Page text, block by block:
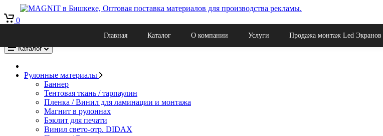
Главная Каталог О компании Услуги Продажа монтаж Led Экранов
0
Кыргызстан, г. Бишкек, Ул. Льва Толстого 22к
Каталог
Рулонные материалы
Баннер
Тентовая ткань / тарпаулин
Пленка / Винил для ламинации и монтажа
Магнит в рулоннах
Бэклит для печати
Винил свето-отр. DIDAX